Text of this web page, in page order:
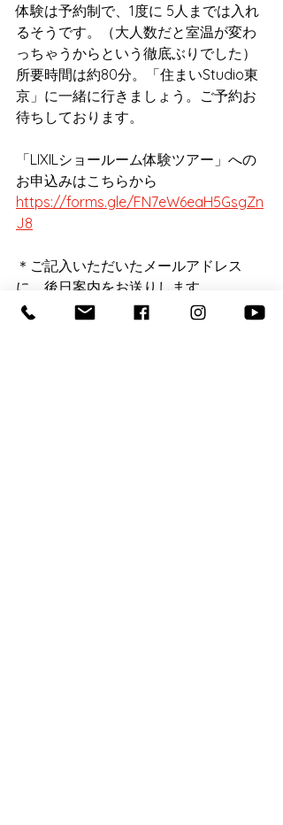
体験は予約制で、1度に 5人までは入れ
るそうです。（大人数だと室温が変わ
っちゃうからという徹底ぶりでした）
所要時間は約80分。「住まいStudio東
京」に一緒に行きましょう。ご予約お
待ちしております。
「LIXILショールーム体験ツアー」への
お申込みはこちらから
https://forms.gle/FN7eW6eaH5GsgZn
J8
＊ご記入いただいたメールアドレス
に、後日案内をお送りします。
お申込みの〆切は、8/17(日)24：00 ま